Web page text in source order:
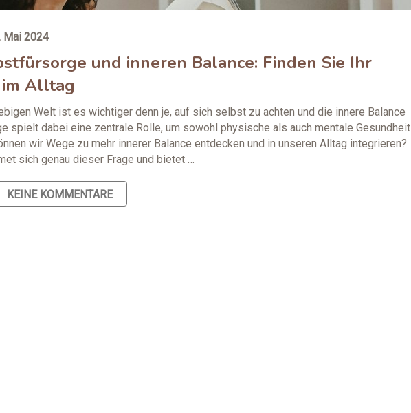
Mai 2024
und inneren Balance: Finden Sie Ihr
Alltag
Welt ist es wichtiger denn je, auf sich selbst zu achten und die innere Balance
spielt dabei eine zentrale Rolle, um sowohl physische als auch mentale Gesundheit
wir Wege zu mehr innerer Balance entdecken und in unseren Alltag integrieren?
sich genau dieser Frage und bietet …
KEINE KOMMENTARE